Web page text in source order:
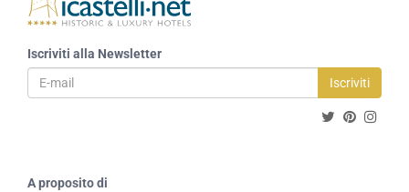
Iscriviti alla Newsletter
Iscriviti
A proposito di